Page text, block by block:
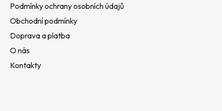
Podmínky ochrany osobních údajů
Obchodní podmínky
Doprava a platba
O nás
Kontakty